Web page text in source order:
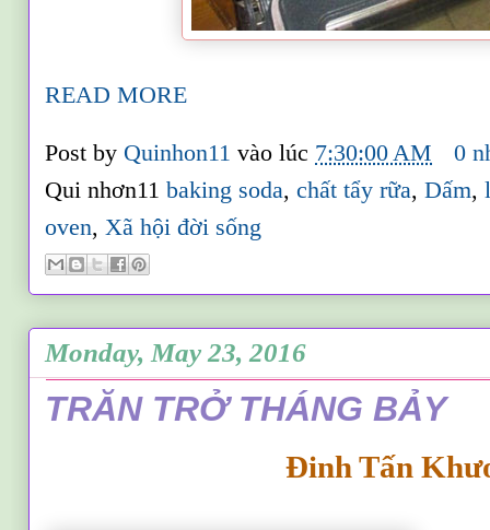
READ MORE
Post by Quinhon11vào lúc 7:30:00 AM
0
Qui nhơn11baking soda,chất tẩy rữa,Dấm,
oven,Xã hội đời sống
Monday, May 23, 2016
TRĂN TRỞ THÁNG BẢY
Đinh Tấn